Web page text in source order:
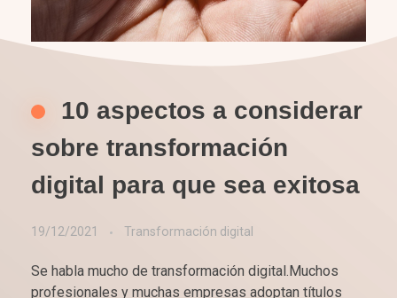
10 aspectos a considerar
sobre transformación
digital para que sea exitosa
19/12/2021 Transformación digital
Se habla mucho de transformación digital.Muchos
profesionales y muchas empresas adoptan títulos